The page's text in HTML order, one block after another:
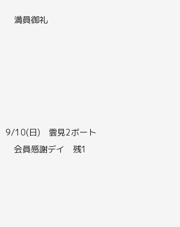
満員御礼
9/10(日) 雲見2ボート
会員感謝デイ 残1